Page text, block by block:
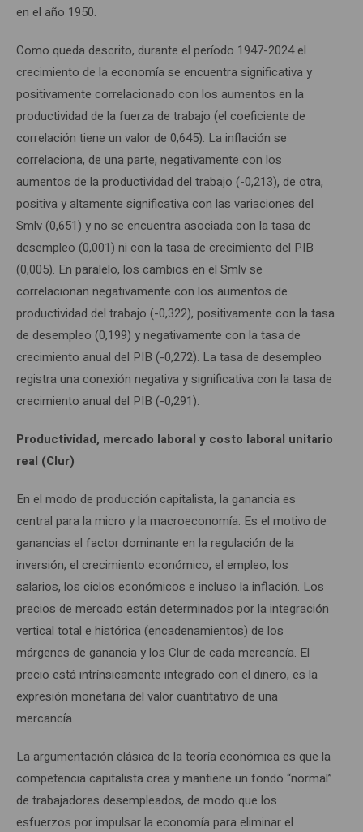
en el año 1950.
Como queda descrito, durante el período 1947-2024 el
crecimiento de la economía se encuentra significativa y
positivamente correlacionado con los aumentos en la
productividad de la fuerza de trabajo (el coeficiente de
correlación tiene un valor de 0,645). La inflación se
correlaciona, de una parte, negativamente con los
aumentos de la productividad del trabajo (-0,213), de otra,
positiva y altamente significativa con las variaciones del
Smlv (0,651) y no se encuentra asociada con la tasa de
desempleo (0,001) ni con la tasa de crecimiento del PIB
(0,005). En paralelo, los cambios en el Smlv se
correlacionan negativamente con los aumentos de
productividad del trabajo (-0,322), positivamente con la tasa
de desempleo (0,199) y negativamente con la tasa de
crecimiento anual del PIB (-0,272). La tasa de desempleo
registra una conexión negativa y significativa con la tasa de
crecimiento anual del PIB (-0,291).
Productividad, mercado laboral y costo laboral unitario
real (Clur)
En el modo de producción capitalista, la ganancia es
central para la micro y la macroeconomía. Es el motivo de
ganancias el factor dominante en la regulación de la
inversión, el crecimiento económico, el empleo, los
salarios, los ciclos económicos e incluso la inflación. Los
precios de mercado están determinados por la integración
vertical total e histórica (encadenamientos) de los
márgenes de ganancia y los Clur de cada mercancía. El
precio está intrínsicamente integrado con el dinero, es la
expresión monetaria del valor cuantitativo de una
mercancía.
La argumentación clásica de la teoría económica es que la
competencia capitalista crea y mantiene un fondo “normal”
de trabajadores desempleados, de modo que los
esfuerzos por impulsar la economía para eliminar el